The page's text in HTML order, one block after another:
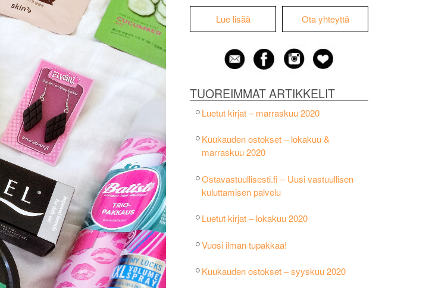
Lue lisää Ota yhteyttä
TUOREIMMAT ARTIKKELIT
Luetut kirjat – marraskuu 2020
Kuukauden ostokset – lokakuu &
marraskuu 2020
Ostavastuullisesti.fi – Uusi vastuullisen
kuluttamisen palvelu
Luetut kirjat – lokakuu 2020
Vuosi ilman tupakkaa!
Kuukauden ostokset – syyskuu 2020